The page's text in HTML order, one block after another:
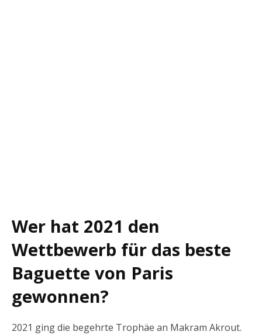
Wer hat 2021 den
Wettbewerb für das beste
Baguette von Paris
gewonnen?
2021 ging die begehrte Trophäe an Makram Akrout.